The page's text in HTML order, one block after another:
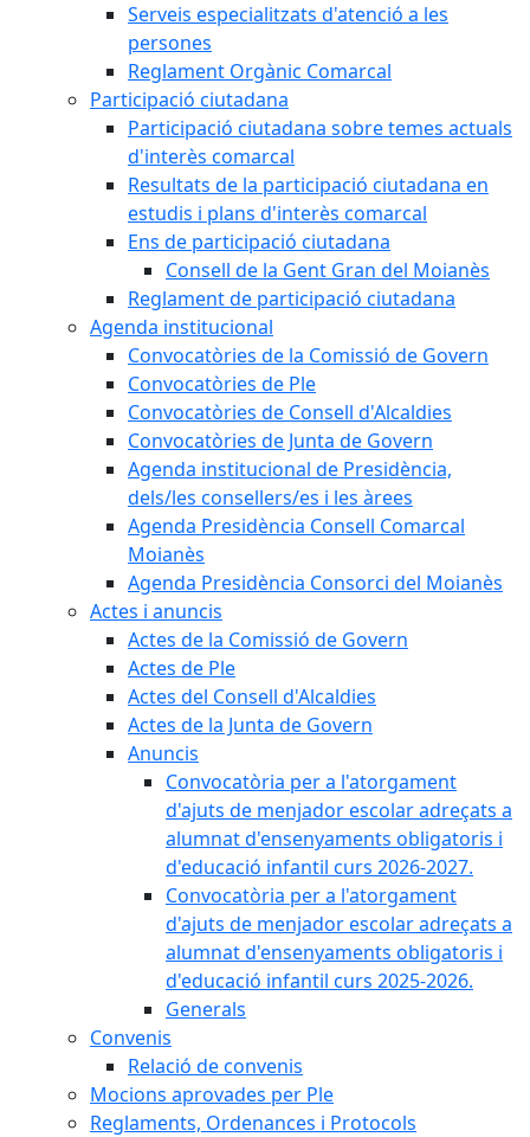
Serveis especialitzats d'atenció a les
persones
Reglament Orgànic Comarcal
Participació ciutadana
Participació ciutadana sobre temes actuals
d'interès comarcal
Resultats de la participació ciutadana en
estudis i plans d'interès comarcal
Ens de participació ciutadana
Consell de la Gent Gran del Moianès
Reglament de participació ciutadana
Agenda institucional
Convocatòries de la Comissió de Govern
Convocatòries de Ple
Convocatòries de Consell d'Alcaldies
Convocatòries de Junta de Govern
Agenda institucional de Presidència,
dels/les consellers/es i les àrees
Agenda Presidència Consell Comarcal
Moianès
Agenda Presidència Consorci del Moianès
Actes i anuncis
Actes de la Comissió de Govern
Actes de Ple
Actes del Consell d'Alcaldies
Actes de la Junta de Govern
Anuncis
Convocatòria per a l'atorgament
d'ajuts de menjador escolar adreçats a
alumnat d'ensenyaments obligatoris i
d'educació infantil curs 2026-2027.
Convocatòria per a l'atorgament
d'ajuts de menjador escolar adreçats a
alumnat d'ensenyaments obligatoris i
d'educació infantil curs 2025-2026.
Generals
Convenis
Relació de convenis
Mocions aprovades per Ple
Reglaments, Ordenances i Protocols